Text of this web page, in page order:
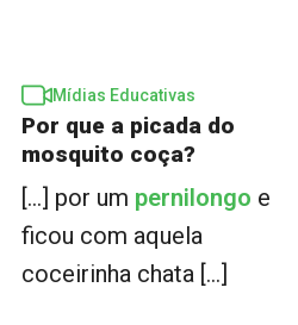
Mídias Educativas
Por que a picada do
mosquito coça?
[...] por um pernilongo e
ficou com aquela
coceirinha chata [...]